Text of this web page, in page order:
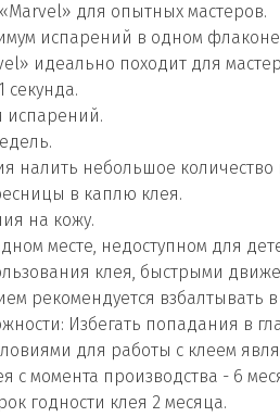
для опытных мастеров.
испарений в одном
идеально походит для
секунда.
испарений.
налить небольшое
в каплю клея.
на кожу.
месте, недоступном для
клея, быстрыми
рекомендуется взбалтывать в
Избегать попадания в
для работы с клеем
с момента производства - 6
годности клея 2 месяца.